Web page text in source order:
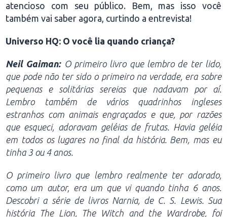
atencioso com seu público. Bem, mas isso você
também vai saber agora, curtindo a entrevista!
Universo HQ: O você lia quando criança?
Neil Gaiman:O primeiro livro que lembro de ter lido,
que pode não ter sido o primeiro na verdade, era sobre
pequenas e solitárias sereias que nadavam por aí.
Lembro também de vários quadrinhos ingleses
estranhos com animais engraçados e que, por razões
que esqueci, adoravam geléias de frutas. Havia geléia
em todos os lugares no final da história. Bem, mas eu
tinha 3 ou 4 anos.
O primeiro livro que lembro realmente ter adorado,
como um autor, era um que vi quando tinha 6 anos.
Descobri a série de livros Narnia, de C. S. Lewis. Sua
história The Lion, The Witch and the Wardrobe, foi